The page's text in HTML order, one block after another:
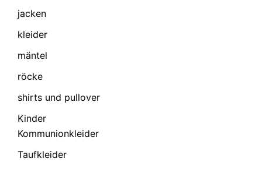
jacken
kleider
mäntel
röcke
shirts und pullover
Kinder
Kommunionkleider
Taufkleider